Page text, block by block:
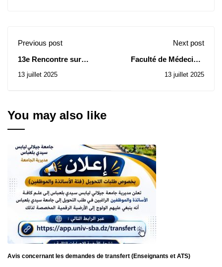
Previous post
13e Rencontre sur
et ses applications
13 juillet 2025
Next post
Faculté de Médecine:
Provisoire du Contrat
13 juillet 2025
You may also like
Avis concernant les demandes de transfert (Enseignants et ATS)